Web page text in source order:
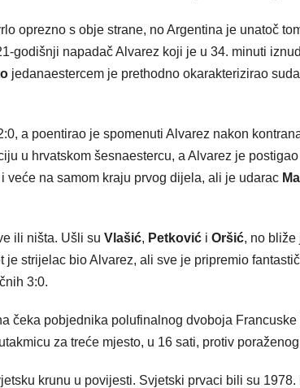
oprezno s obje strane, no Argentina je unatoč
godišnji napadač Alvarez koji je u 34. minuti
jedanaestercem je prethodno okarakterizirao
a poentirao je spomenuti Alvarez nakon
u hrvatskom šesnaestercu, a Alvarez je
na samom kraju prvog dijela, ali je udarac
ili ništa. Ušli su Vlašić, Petković i Oršić, no bliže
je strijelac bio Alvarez, ali sve je pripremio
3:0.
čeka pobjednika polufinalnog dvoboja
za treće mjesto, u 16 sati, protiv
krunu u povijesti. Svjetski prvaci bili su 1978.